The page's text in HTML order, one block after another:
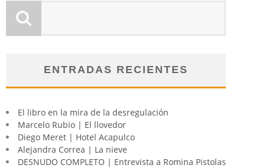
ENTRADAS RECIENTES
El libro en la mira de la desregulación
Marcelo Rubio | El llovedor
Diego Meret | Hotel Acapulco
Alejandra Correa | La nieve
DESNUDO COMPLETO | Entrevista a Romina Pistolas